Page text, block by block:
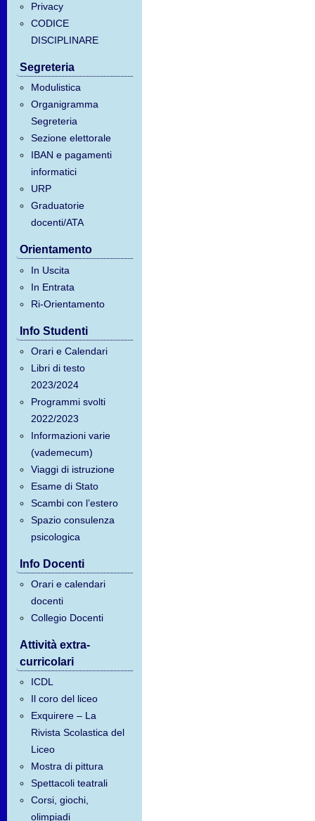
Privacy
CODICE
DISCIPLINARE
Segreteria
Modulistica
Organigramma
Segreteria
Sezione elettorale
IBAN e pagamenti
informatici
URP
Graduatorie
docenti/ATA
Orientamento
In Uscita
In Entrata
Ri-Orientamento
Info Studenti
Orari e Calendari
Libri di testo
2023/2024
Programmi svolti
2022/2023
Informazioni varie
(vademecum)
Viaggi di istruzione
Esame di Stato
Scambi con l’estero
Spazio consulenza
psicologica
Info Docenti
Orari e calendari
docenti
Collegio Docenti
Attività extra-
curricolari
ICDL
Il coro del liceo
Exquirere – La
Rivista Scolastica del
Liceo
Mostra di pittura
Spettacoli teatrali
Corsi, giochi,
olimpiadi